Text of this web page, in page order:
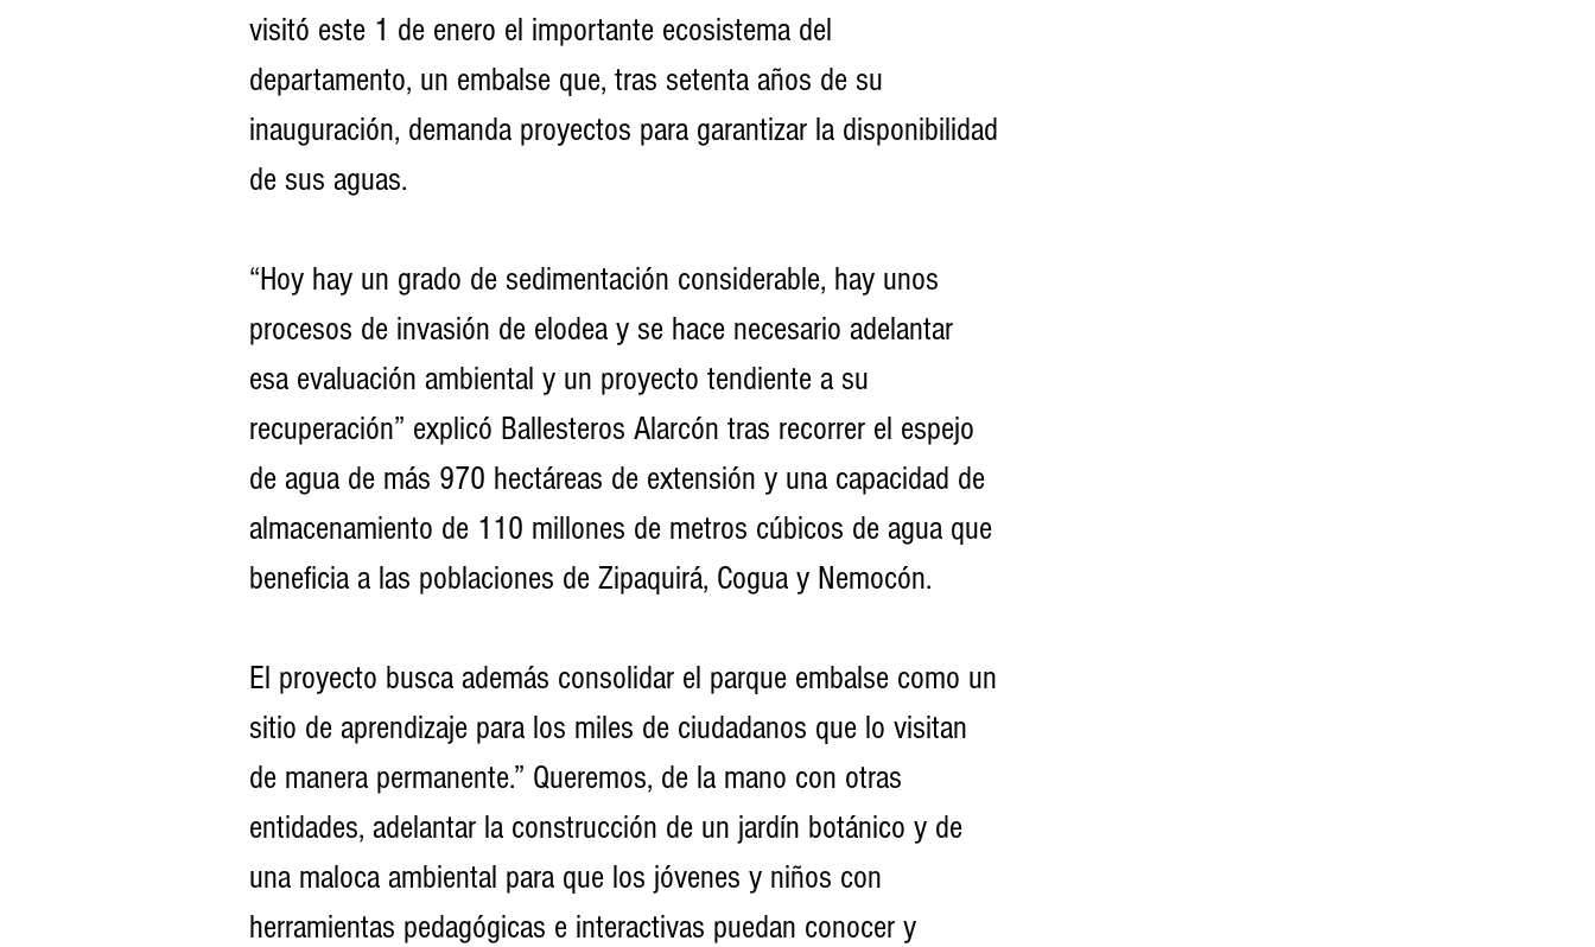
visitó este 1 de enero el importante ecosistema del
departamento, un embalse que, tras setenta años de su
inauguración, demanda proyectos para garantizar la disponibilidad
de sus aguas.
“Hoy hay un grado de sedimentación considerable, hay unos
procesos de invasión de elodea y se hace necesario adelantar
esa evaluación ambiental y un proyecto tendiente a su
recuperación” explicó Ballesteros Alarcón tras recorrer el espejo
de agua de más 970 hectáreas de extensión y una capacidad de
almacenamiento de 110 millones de metros cúbicos de agua que
beneficia a las poblaciones de Zipaquirá, Cogua y Nemocón.
El proyecto busca además consolidar el parque embalse como un
sitio de aprendizaje para los miles de ciudadanos que lo visitan
de manera permanente.” Queremos, de la mano con otras
entidades, adelantar la construcción de un jardín botánico y de
una maloca ambiental para que los jóvenes y niños con
herramientas pedagógicas e interactivas puedan conocer y